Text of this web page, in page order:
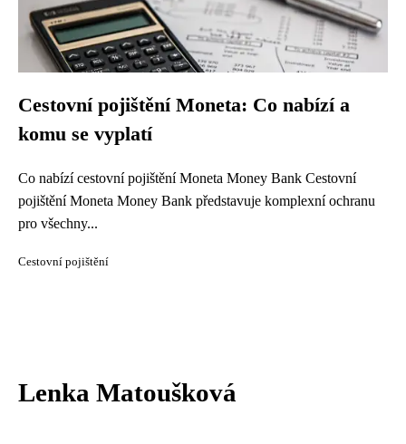
Cestovní pojištění Moneta: Co nabízí a
komu se vyplatí
Co nabízí cestovní pojištění Moneta Money Bank Cestovní
pojištění Moneta Money Bank představuje komplexní ochranu
pro všechny...
Cestovní pojištění
Lenka Matoušková